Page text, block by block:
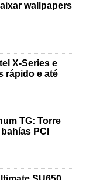
wallpapers
X-Series e
rápido e até
TG: Torre
PCI